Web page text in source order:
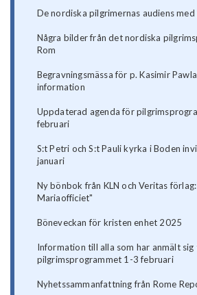
De nordiska pilgrimernas audiens med
Några bilder från det nordiska
Rom
Begravningsmässa för p. Kasimir
information
Uppdaterad agenda för
februari
S:t Petri och S:t Pauli kyrka i Boden
januari
Ny bönbok från KLN och Veritas
Mariaofficiet"
Böneveckan för kristen enhet 2025
Information till alla som har anmält sig
pilgrimsprogrammet 1-3 februari
Nyhetssammanfattning från Rome